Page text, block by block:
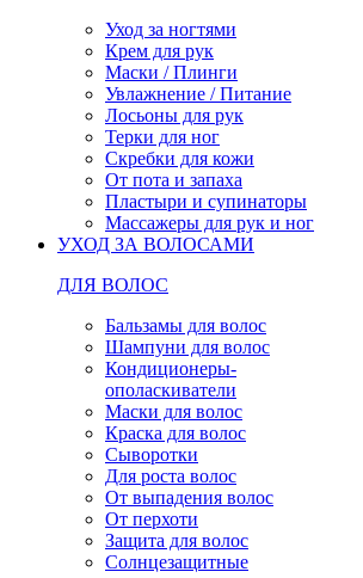
Уход за ногтями
Крем для рук
Маски / Плинги
Увлажнение / Питание
Лосьоны для рук
Терки для ног
Скребки для кожи
От пота и запаха
Пластыри и супинаторы
Массажеры для рук и ног
УХОД ЗА ВОЛОСАМИ
ДЛЯ ВОЛОС
Бальзамы для волос
Шампуни для волос
Кондиционеры-
ополаскиватели
Маски для волос
Краска для волос
Сыворотки
Для роста волос
От выпадения волос
От перхоти
Защита для волос
Солнцезащитные